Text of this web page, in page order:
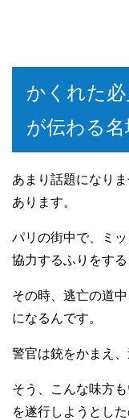
かくれた
が伝わる名
あまり話題になり
あります。
パリの街中で、ミ
協力するふりをする
その時、逃亡の道
になるんです。
警官は銃をかまえ、
そう、こんな味方
を遂行しようとした